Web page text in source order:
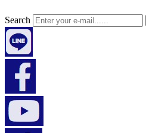
Search